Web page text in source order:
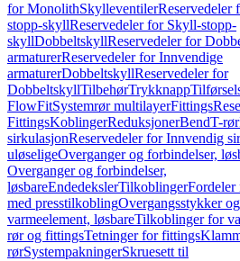
for MonolithSkylleventilerReservedeler
stopp-skyllReservedeler for Skyll-stopp-
skyllDobbeltskyllReservedeler for
armaturerReservedeler for Innvendige
armaturerDobbeltskyllReservedeler for
DobbeltskyllTilbehørTrykknapp
FlowFitSystemrør multilayerFittings
FittingsKoblingerReduksjonerBendT-rør
sirkulasjonReservedeler for Innvendig
uløseligeOverganger og forbindelser,
Overganger og forbindelser,
løsbareEndedekslerTilkoblingerFordeler
med presstilkoblingOvergangsstykker
varmeelement, løsbareTilkoblinger for
rør og fittingsTetninger for fittings
rørSystempakningerSkruesett til